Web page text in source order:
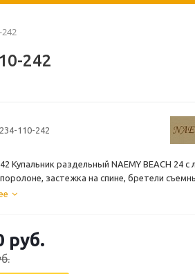
242
110-242
Купальник раздельный NAEMY BEACH 24
застежка на спине, бретели
руб.